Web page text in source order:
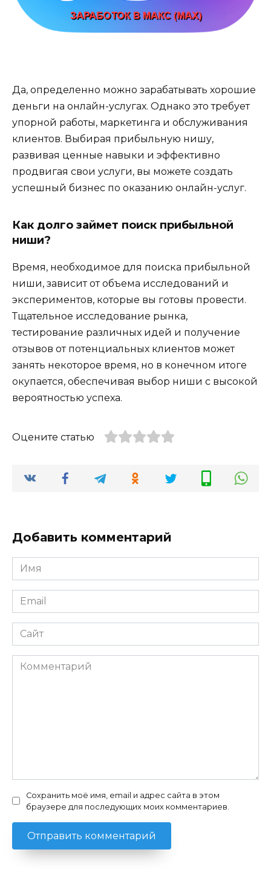
Да, определенно можно зарабатывать хорошие
деньги на онлайн-услугах. Однако это требует
упорной работы, маркетинга и обслуживания
клиентов. Выбирая прибыльную нишу,
развивая ценные навыки и эффективно
продвигая свои услуги, вы можете создать
успешный бизнес по оказанию онлайн-услуг.
Как долго займет поиск прибыльной
ниши?
Время, необходимое для поиска прибыльной
ниши, зависит от объема исследований и
экспериментов, которые вы готовы провести.
Тщательное исследование рынка,
тестирование различных идей и получение
отзывов от потенциальных клиентов может
занять некоторое время, но в конечном итоге
окупается, обеспечивая выбор ниши с высокой
вероятностью успеха.
Оцените статью
Добавить комментарий
Имя
*
Email
*
Сайт
Комментарий
Сохранить моё имя, email и адрес сайта в этом
браузере для последующих моих комментариев.